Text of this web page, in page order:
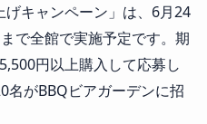
げキャンペーン」は、6月24
で全館で実施予定です。期
円以上購入して応募し
名がBBQビアガーデンに招